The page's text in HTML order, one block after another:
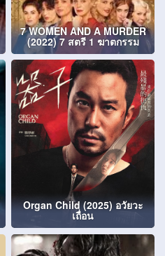
7 WOMEN AND A MURDER
(2022) 7 สตรี 1 ฆาตกรรม
Organ Child (2025) อวัยวะ
เถื่อน